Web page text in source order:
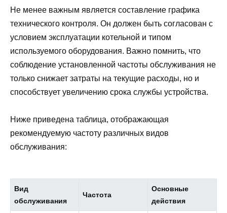
Не менее важным является составление графика
технического контроля. Он должен быть согласован с
условием эксплуатации котельной и типом
используемого оборудования. Важно помнить, что
соблюдение установленной частоты обслуживания не
только снижает затраты на текущие расходы, но и
способствует увеличению срока службы устройства.
Ниже приведена таблица, отображающая
рекомендуемую частоту различных видов
обслуживания:
Вид
обслуживания
Частота
Основные
действия